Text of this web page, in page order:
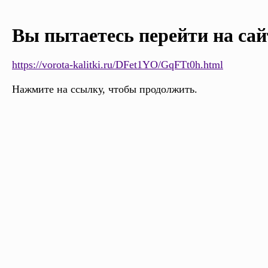
Вы пытаетесь перейти на
https://vorota-kalitki.ru/DFet1YO/GqFTt0h.html
Нажмите на ссылку, чтобы продолжить.